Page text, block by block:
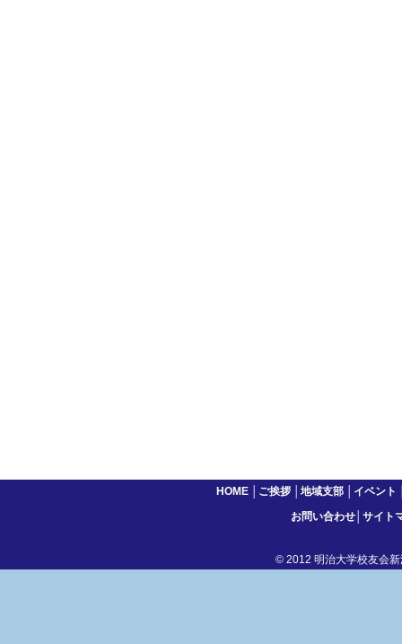
HOME ご挨拶 地域支部 イベント
お問い合わせ サイト
© 2012 明治大学校友会新